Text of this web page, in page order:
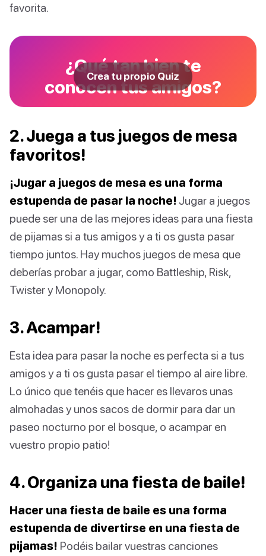
favorita.
¿Qué tan bien te
conocen tus amigos?
Crea tu propio Quiz
2. Juega a tus juegos de mesa
favoritos!
¡Jugar a juegos de mesa es una forma
estupenda de pasar la noche! Jugar a juegos
puede ser una de las mejores ideas para una fiesta
de pijamas si a tus amigos y a ti os gusta pasar
tiempo juntos. Hay muchos juegos de mesa que
deberías probar a jugar, como Battleship, Risk,
Twister y Monopoly.
3. Acampar!
Esta idea para pasar la noche es perfecta si a tus
amigos y a ti os gusta pasar el tiempo al aire libre.
Lo único que tenéis que hacer es llevaros unas
almohadas y unos sacos de dormir para dar un
paseo nocturno por el bosque, o acampar en
vuestro propio patio!
4. Organiza una fiesta de baile!
Hacer una fiesta de baile es una forma
estupenda de divertirse en una fiesta de
pijamas! Podéis bailar vuestras canciones